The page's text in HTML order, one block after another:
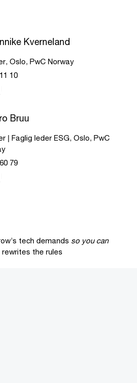
Kverneland
Oslo, PwC Norway
10
Bruu
| Faglig leder ESG, Oslo, PwC
79
tech demands so you can
the rules